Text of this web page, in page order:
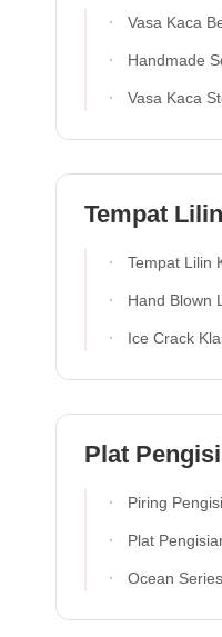
Vasa Kaca Bertekstur
Handmade
Vasa Kaca
Tempat
Tempat Lilin Kaca
Hand Blown
Ice Crack
Plat
Piring
Plat
Ocean Series